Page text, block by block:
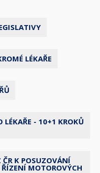
LÉKAŘE
LÉKAŘE - 10+1 KROKŮ
K POSUZOVÁNÍ
MOTOROVÝCH